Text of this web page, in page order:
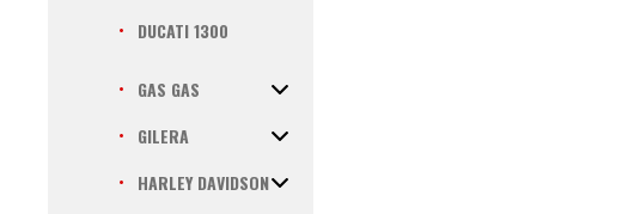
DUCATI 1300
GAS GAS
GILERA
HARLEY DAVIDSON